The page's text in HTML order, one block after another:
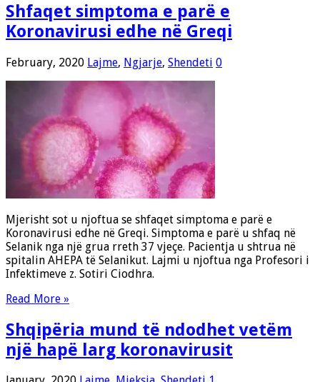
Shfaqet simptoma e parë e
Koronavirusi edhe në Greqi
February, 2020 Lajme, Ngjarje, Shendeti 0
Mjerisht sot u njoftua se shfaqet simptoma e parë e
Koronavirusi edhe në Greqi. Simptoma e parë u shfaq në
Selanik nga një grua rreth 37 vjeçe. Pacientja u shtrua në
spitalin AHEPA të Selanikut. Lajmi u njoftua nga Profesori i
Infektimeve z. Sotiri Ciodhra.
Read More »
Shqipëria mund të ndodhet vetëm
një hapë larg koronavirusit